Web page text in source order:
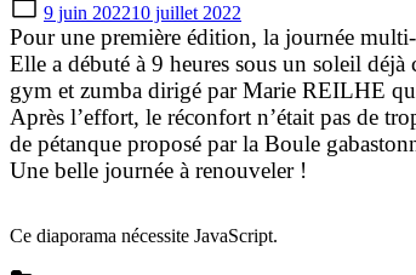
on
9 juin 202210 juillet 2022
Pour une première édition, la journée
Elle a débuté à 9 heures sous un soleil
gym et zumba dirigé par Marie REILHE
Après l’effort, le réconfort n’était pas de
de pétanque proposé par la Boule
Une belle journée à renouveler !
Ce diaporama nécessite JavaScript.